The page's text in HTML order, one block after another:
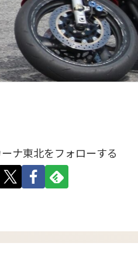
ナ東北をフォローする